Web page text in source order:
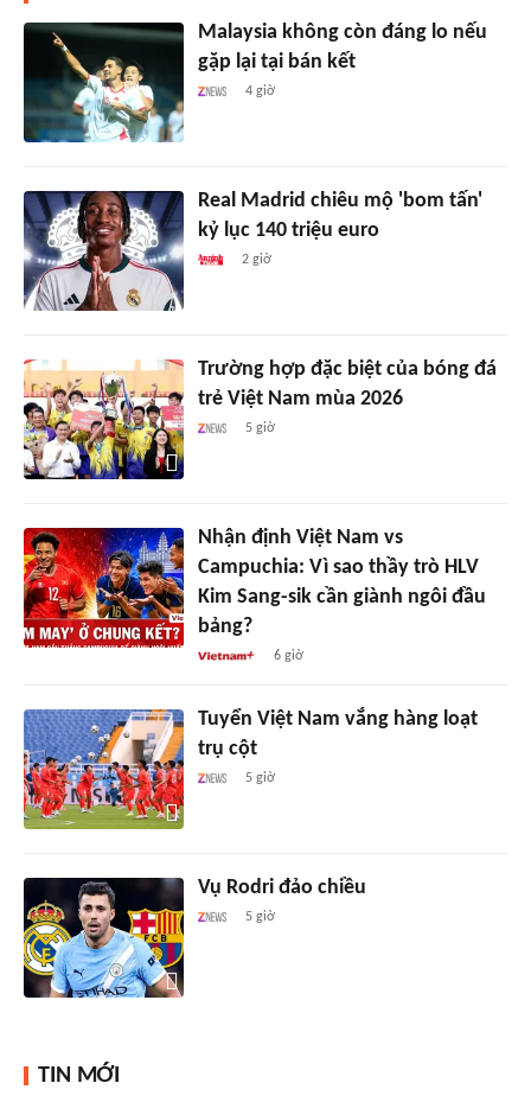
Malaysia không còn đáng lo nếu
gặp lại tại bán kết
4 giờ
Real Madrid chiêu mộ 'bom tấn'
kỷ lục 140 triệu euro
2 giờ
Trường hợp đặc biệt của bóng đá
trẻ Việt Nam mùa 2026
5 giờ
Nhận định Việt Nam vs
Campuchia: Vì sao thầy trò HLV
Kim Sang-sik cần giành ngôi đầu
bảng?
6 giờ
Tuyển Việt Nam vắng hàng loạt
trụ cột
5 giờ
Vụ Rodri đảo chiều
5 giờ
TIN MỚI